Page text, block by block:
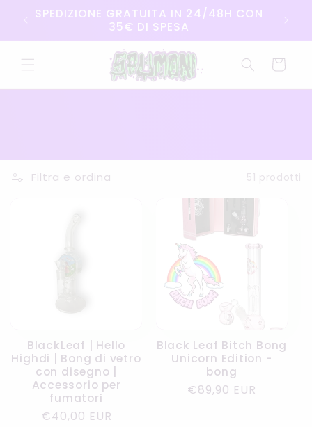
direttamente
SPEDIZIONE GRATUITA IN 24/48H CON
35€ DI SPESA
Carrello
Filtra e ordina 51 prodotti
BlackLeaf | Hello
Highdi | Bong di vetro
con disegno |
Accessorio per
fumatori
Prezzo
€40,00 EUR
Black Leaf Bitch Bong
Unicorn Edition -
bong
Prezzo
€89,90 EUR